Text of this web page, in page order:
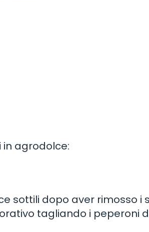
in agrodolce:
sottili dopo aver rimosso i
tagliando i peperoni